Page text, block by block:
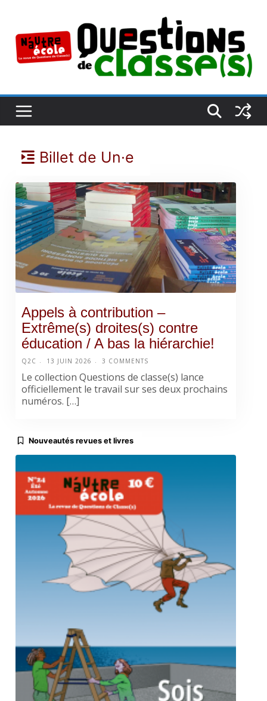
contenu
Billet de Un·e
Appels à contribution –
Extrême(s) droites(s) contre
éducation / A bas la hiérarchie!
Q2C 13 JUIN 2026 3 COMMENTS
Le collection Questions de classe(s) lance
officiellement le travail sur ses deux prochains
numéros. […]
Nouveautés revues et livres